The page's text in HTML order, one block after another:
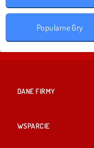
Popularne Gry
DANE FIRMY
WSPARCIE